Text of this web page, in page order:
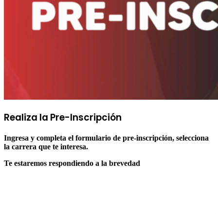
Realiza la Pre-Inscripción
Ingresa y completa el formulario de pre-inscripción, selecciona
la carrera que te interesa.
Te estaremos respondiendo a la brevedad